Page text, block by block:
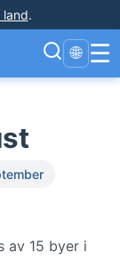
land.
🌐 ☰
av 15 byer i